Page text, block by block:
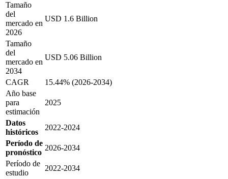
Tamaño
del
mercado en
2026
USD 1.6 Billion
Tamaño
del
mercado en
2034
USD 5.06 Billion
CAGR
15.44% (2026-2034)
Año base
para
estimación
2025
Datos
históricos
2022-2024
Período de
pronóstico
2026-2034
Período de
estudio
2022-2034